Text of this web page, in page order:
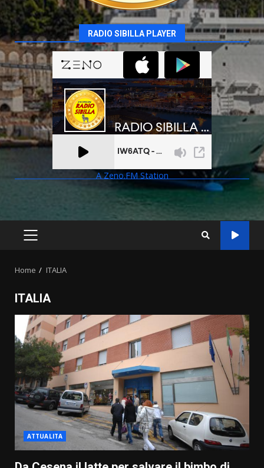
RADIO SIBILLA PLAYER
A Zeno.FM Station
PRIMARY
Home ITALIA
ITALIA
ATTUALITA